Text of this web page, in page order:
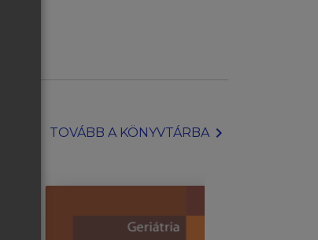
TOVÁBB A KÖNYVTÁRBAchevron_right